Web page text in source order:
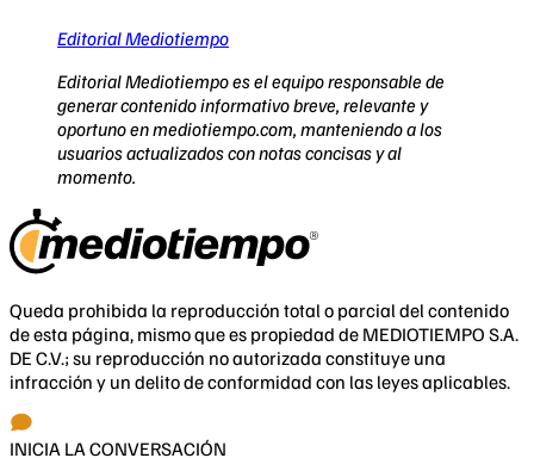
Editorial Mediotiempo
Editorial Mediotiempo es el equipo responsable de
generar contenido informativo breve, relevante y
oportuno en mediotiempo.com, manteniendo a los
usuarios actualizados con notas concisas y al
momento.
Queda prohibida la reproducción total o parcial del contenido
de esta página, mismo que es propiedad de MEDIOTIEMPO S.A.
DE C.V.; su reproducción no autorizada constituye una
infracción y un delito de conformidad con las leyes aplicables.
INICIA LA CONVERSACIÓN